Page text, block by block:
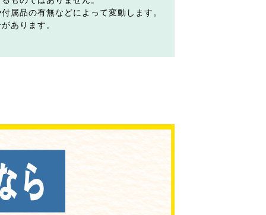
属品の有無などによって変動します。
あります。